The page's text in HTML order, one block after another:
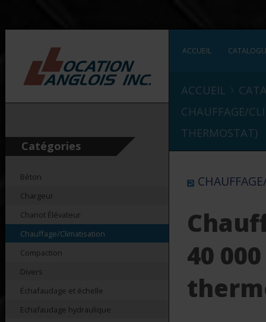
Catégories
Béton
Chargeur
Chariot Élévateur
Chauffage/Climatisation
Compaction
Divers
Échafaudage et échelle
Echafaudage hydraulique
ACCUEIL
ACCUEIL
CHAUFFAGE/
THERMOSTAT)
40